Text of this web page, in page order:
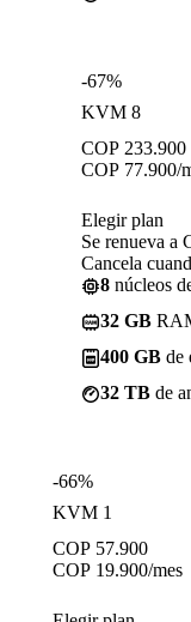
-67%
KVM 8
COP 233.900
COP 77.900/
Elegir plan
Se renueva a
Cancela
8 núcleos
32 GB
400 GB de
32 TB de
-66%
KVM 1
COP 57.900
COP 19.900/mes